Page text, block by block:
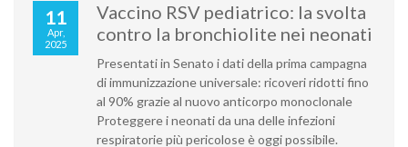
11
Apr,
2025
Vaccino RSV pediatrico: la svolta
contro la bronchiolite nei neonati
Presentati in Senato i dati della prima campagna
di immunizzazione universale: ricoveri ridotti fino
al 90% grazie al nuovo anticorpo monoclonale
Proteggere i neonati da una delle infezioni
respiratorie più pericolose è oggi possibile.